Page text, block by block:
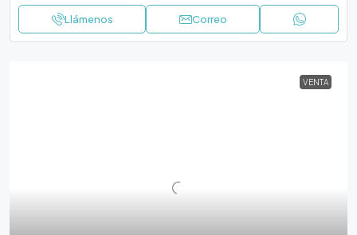
Llámenos Correo
VENTA